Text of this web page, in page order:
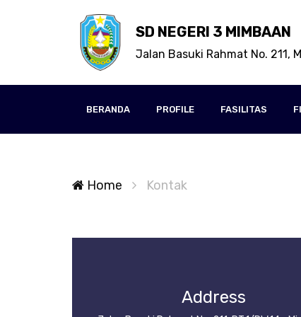
SD NEGERI 3 MIMBAAN
Jalan Basuki Rahmat No. 211,
BERANDA PROFILE FASILITAS
Home Kontak
Address